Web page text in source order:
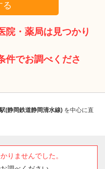
る
院・薬局は見つかり
件でお調べくださ
(静岡鉄道静岡清水線) を中心に直
りませんでした。